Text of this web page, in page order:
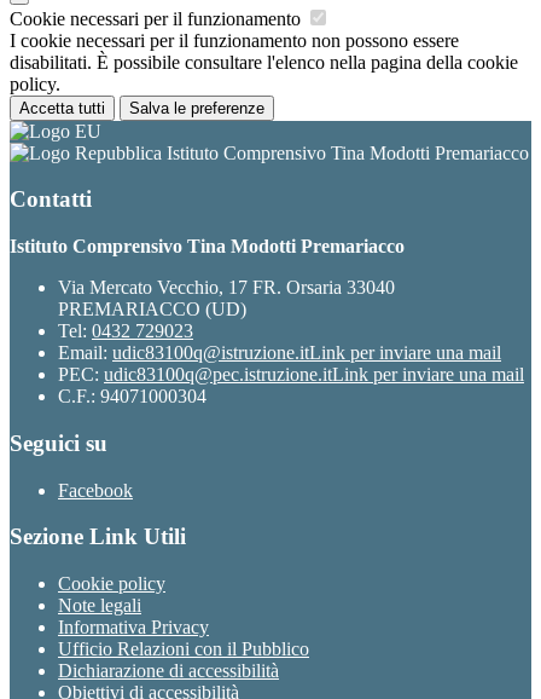
Cookie necessari per il funzionamento
I cookie necessari per il funzionamento non possono essere
disabilitati. È possibile consultare l'elenco nella pagina della cookie
policy.
Accetta tutti Salva le preferenze
Istituto Comprensivo Tina Modotti Premariacco
Contatti
Istituto Comprensivo Tina Modotti Premariacco
Via Mercato Vecchio, 17 FR. Orsaria 33040
PREMARIACCO (UD)
Tel: 0432 729023
Email: udic83100q@istruzione.itLink per inviare una mail
PEC: udic83100q@pec.istruzione.itLink per inviare una mail
C.F.: 94071000304
Seguici su
Facebook
Sezione Link Utili
Cookie policy
Note legali
Informativa Privacy
Ufficio Relazioni con il Pubblico
Dichiarazione di accessibilità
Obiettivi di accessibilità